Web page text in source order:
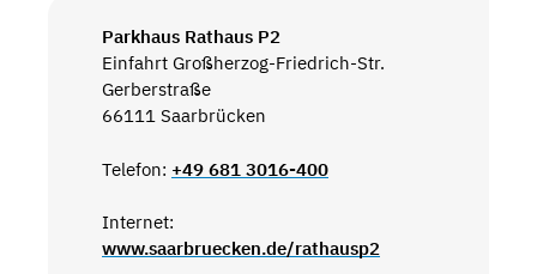
Parkhaus Rathaus P2
Einfahrt Großherzog-Friedrich-Str.
Gerberstraße
66111 Saarbrücken
Telefon: +49 681 3016-400
Internet:
www.saarbruecken.de/rathausp2